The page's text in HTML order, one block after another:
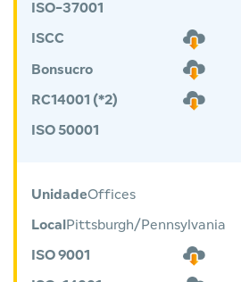
ISO-37001
ISCC
Bonsucro
RC14001 (*2)
ISO 50001
UnidadeOffices
Local Pittsburgh/Pennsylvania
ISO 9001